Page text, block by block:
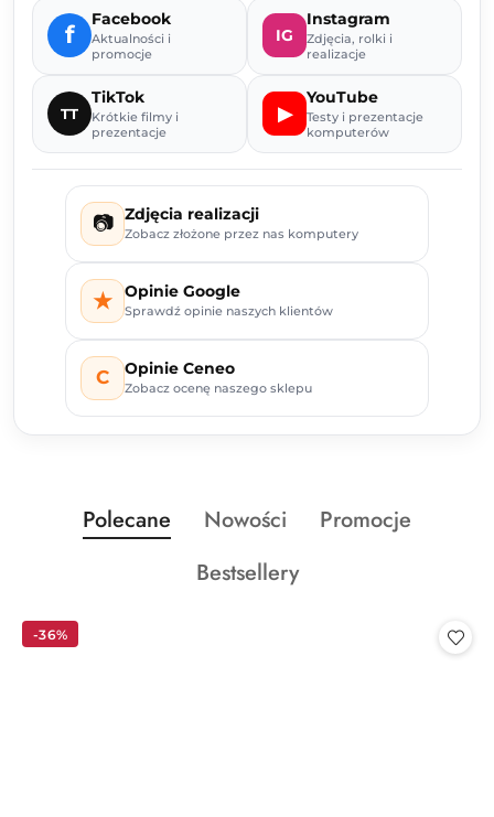
f
Facebook
Aktualności i
promocje
IG
Instagram
Zdjęcia, rolki i
realizacje
TT
TikTok
Krótkie filmy i
prezentacje
▶
YouTube
Testy i prezentacje
komputerów
📷 Zdjęcia realizacji
Zobacz złożone przez nas komputery
★ Opinie Google
Sprawdź opinie naszych klientów
C Opinie Ceneo
Zobacz ocenę naszego sklepu
Pomiń karuzelę produktów
Produkty
o
Polecane
Produkty
statusie:
Nowości
Produkty
Promocje
Produkty
Bestsellery
-36%